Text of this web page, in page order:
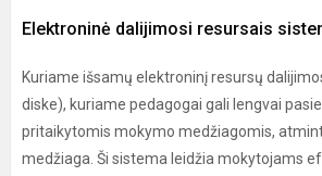
Elektroninė dalijimosi resursais
Kuriame išsamų elektroninį resursų
diske), kuriame pedagogai gali lengvai
pritaikytomis mokymo medžiagomis,
medžiaga. Ši sistema leidžia mokytojams